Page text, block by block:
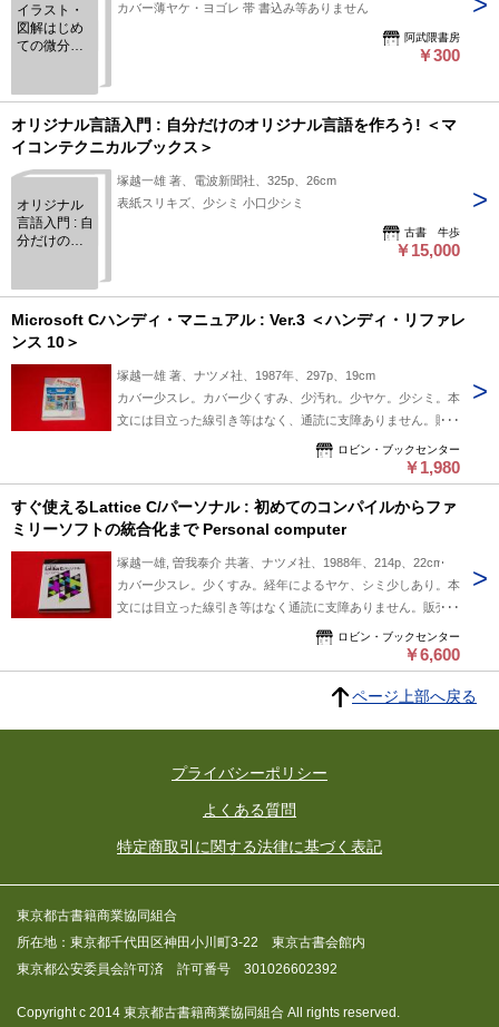
イラスト・
図解はじめ
ての微分積
好きになる
微積入門
カバー薄ヤケ・ヨゴレ 帯 書込み等ありません
阿武隈書房
￥300
オリジナル言語入門 : 自分だけのオリジナル言語を作ろう! ＜マ
イコンテクニカルブックス＞
オリジナル
言語入門 : 自
分だけのオ
＜マイコン
テクニカル
ブックス＞
塚越一雄 著、電波新聞社、325p、26cm
表紙スリキズ、少シミ 小口少シミ
古書 牛歩
￥15,000
Microsoft Cハンディ・マニュアル : Ver.3 ＜ハンディ・リファレ
ンス 10＞
塚越一雄 著、ナツメ社、1987年、297p、19cm
カバー少スレ。カバー少くすみ、少汚れ。少ヤケ。少シミ。本
文には目立った線引き等はなく、通読に支障ありません。販売
当時定価 1,200円。通読は可能ですが、やや経年感あること
からコンディション評価は「並下」といたしました。 発送の
際の梱包は厚さ制限ギリギリのため、防水の袋のみの簡易包装
になるかもしれません。ご了承ください。
ロビン・ブックセンター
￥1,980
すぐ使えるLattice C/パーソナル : 初めてのコンパイルからファ
ミリーソフトの統合化まで Personal computer
塚越一雄, 曽我泰介 共著、ナツメ社、1988年、214p、22cm
カバー少スレ。少くすみ。経年によるヤケ、シミ少しあり。本
文には目立った線引き等はなく通読に支障ありません。販売当
時定価 1,200円。通読は可能ですが、やや経年感あることか
らコンディション評価は「並下」といたしました。 発送の際
の梱包は厚さ制限ギリギリのため、防水の袋のみの簡易包装と
なるかも知れません。ご了承ください。
ロビン・ブックセンター
￥6,600
ページ上部へ戻る
プライバシーポリシー
よくある質問
特定商取引に関する法律に基づく表記
東京都古書籍商業協同組合
所在地：東京都千代田区神田小川町3-22 東京古書会館内
東京都公安委員会許可済 許可番号 301026602392
Copyright c 2014 東京都古書籍商業協同組合 All rights reserved.